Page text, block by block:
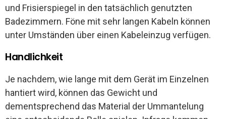
und Frisierspiegel in den tatsächlich genutzten
Badezimmern. Föne mit sehr langen Kabeln können
unter Umständen über einen Kabeleinzug verfügen.
Handlichkeit
Je nachdem, wie lange mit dem Gerät im Einzelnen
hantiert wird, können das Gewicht und
dementsprechend das Material der Ummantelung